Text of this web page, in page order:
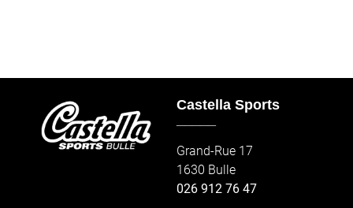
Castella Sports
Grand-Rue 17
1630 Bulle
026 912 76 47